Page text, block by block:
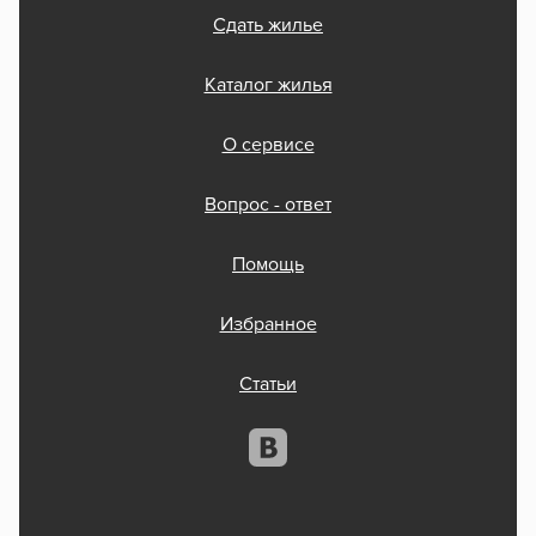
Сдать жилье
Каталог жилья
О сервисе
Вопрос - ответ
Помощь
Избранное
Статьи